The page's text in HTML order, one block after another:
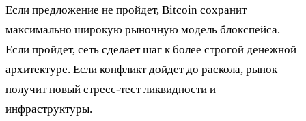
Если предложение не пройдет, Bitcoin сохранит
максимально широкую рыночную модель блокспейса.
Если пройдет, сеть сделает шаг к более строгой денежной
архитектуре. Если конфликт дойдет до раскола, рынок
получит новый стресс-тест ликвидности и
инфраструктуры.